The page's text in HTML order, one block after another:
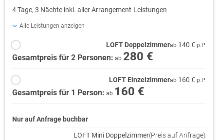
4 Tage, 3 Nächte inkl. aller Arrangement-Leistungen
Alle Leistungen anzeigen
LOFT Doppelzimmerab 140 € p.P.
Gesamtpreis für 2 Personen: ab 280 €
LOFT Einzelzimmerab 160 € p.P.
Gesamtpreis für 1 Person: ab 160 €
Nur auf Anfrage buchbar
LOFT Mini Doppelzimmer(Preis auf Anfrage)